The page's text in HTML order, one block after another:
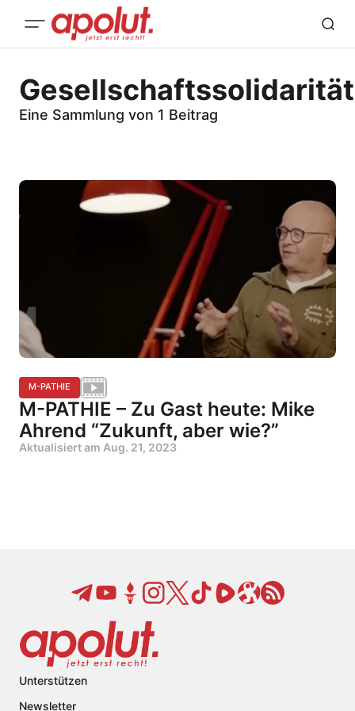
Gesellschaftssolidarität
Eine Sammlung von 1 Beitrag
M-PATHIE
M-PATHIE – Zu Gast heute: Mike
Ahrend “Zukunft, aber wie?”
Aktualisiert am Aug. 21, 2023
Unterstützen
Newsletter